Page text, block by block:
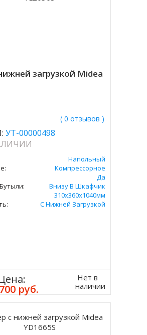
загрузкой Midea
( 0 отзывов )
УТ-00000498
Напольный
Компрессорное
Да
Внизу В Шкафчик
310х360х1040мм
С Нижней Загрузкой
руб.
Нет в
наличии